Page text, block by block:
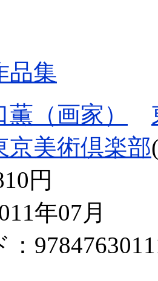
品集
薫（画家）
京美術倶楽部
円
年07月